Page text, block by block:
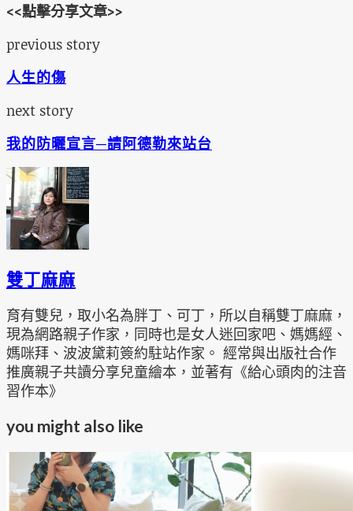
<<點擊分享文章>>
previous story
人生的傷
next story
我的防曬宣言─請阿德勒來站台
雙丁麻麻
育有雙兒，取小名為胖丁、可丁，所以自稱雙丁麻麻，
現為網路親子作家，同時也是女人迷回家吧、媽媽經、
媽咪拜、波波黛莉簽約駐站作家。 經常與出版社合作
推廣親子共讀分享兒童繪本，並著有《給心頭肉的注音
習作本》
you might also like